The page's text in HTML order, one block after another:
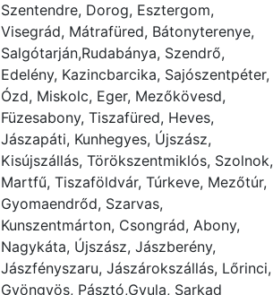
Szentendre, Dorog, Esztergom,
Visegrád, Mátrafüred, Bátonyterenye,
Salgótarján,Rudabánya, Szendrő,
Edelény, Kazincbarcika, Sajószentpéter,
Ózd, Miskolc, Eger, Mezőkövesd,
Füzesabony, Tiszafüred, Heves,
Jászapáti, Kunhegyes, Újszász,
Kisújszállás, Törökszentmiklós, Szolnok,
Martfű, Tiszaföldvár, Túrkeve, Mezőtúr,
Gyomaendrőd, Szarvas,
Kunszentmárton, Csongrád, Abony,
Nagykáta, Újszász, Jászberény,
Jászfényszaru, Jászárokszállás, Lőrinci,
Gyöngyös, Pásztó,Gyula, Sarkad